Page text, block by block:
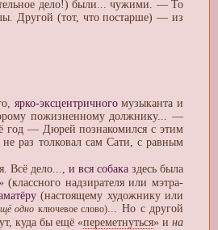
дело!) были... чужими. — То
Другой (тот, что постарше) — из
ярко-эксцентричногомузыканта и
пожизненному должнику... —
год — Дюрей познакомился с этим
раз толковал сам Сати, с равным
Всё дело..., и вся собаказдесь была
(классного надзирателя или мэтра-
(настоящему художнику или
одно ключевое слово)... Но с другой
куда бы ещё «переметнуться» и на